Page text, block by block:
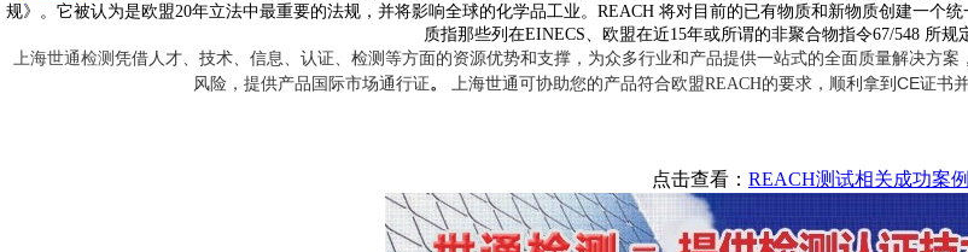
规》。 它被认为是欧盟20年立法中最重要的法规，并将影响全球的化学品工业。 REACH 将对目前的已有物质和新物质创建一个
质指那些列在EINECS、欧盟在近15年或所谓的非聚合物指令67/548 所规
上海世通检测凭借人才、技术、信息、认证、检测等方面的资源优势和支撑，为众多行业和产品提供一站式的全面质量解决方
风险，提供产品国际市场通行证。 上海世通可协助您的产品符合欧盟REACH的要求，顺利拿到CE证书
点击查看： REACH测试相关成功案例